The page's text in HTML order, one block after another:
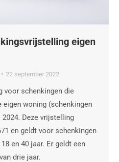
eigen
22 september 2022
voor schenkingen die
eigen woning (schenkingen
2024. Deze vrijstelling
en geldt voor schenkingen
en 40 jaar. Er geldt een
drie jaar.